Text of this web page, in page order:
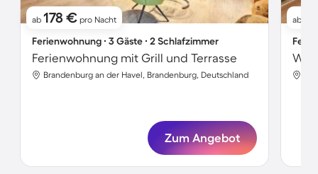
ab 178 € pro Nacht
Ferienwohnung ∙ 3 Gäste ∙ 2 Schlafzimmer
Ferienwohnung mit Grill und Terrasse
Brandenburg an der Havel, Brandenburg, Deutschland
Zum Angebot
ab